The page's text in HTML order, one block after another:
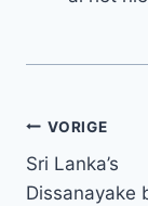
Bericht
navigatie
VORIGE
Sri Lanka’s
Dissanayake